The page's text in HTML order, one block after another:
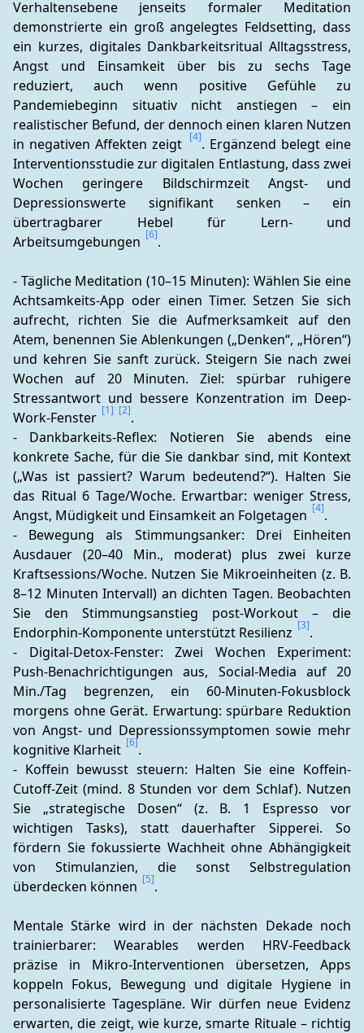
Verhaltensebene jenseits formaler Meditation
demonstrierte ein groß angelegtes Feldsetting, dass
ein kurzes, digitales Dankbarkeitsritual Alltagsstress,
Angst und Einsamkeit über bis zu sechs Tage
reduziert, auch wenn positive Gefühle zu
Pandemiebeginn situativ nicht anstiegen – ein
realistischer Befund, der dennoch einen klaren Nutzen
in negativen Affekten zeigt [4]. Ergänzend belegt eine
Interventionsstudie zur digitalen Entlastung, dass zwei
Wochen geringere Bildschirmzeit Angst- und
Depressionswerte signifikant senken – ein
übertragbarer Hebel für Lern- und
Arbeitsumgebungen [6].
- Tägliche Meditation (10–15 Minuten): Wählen Sie eine
Achtsamkeits-App oder einen Timer. Setzen Sie sich
aufrecht, richten Sie die Aufmerksamkeit auf den
Atem, benennen Sie Ablenkungen („Denken“, „Hören“)
und kehren Sie sanft zurück. Steigern Sie nach zwei
Wochen auf 20 Minuten. Ziel: spürbar ruhigere
Stressantwort und bessere Konzentration im Deep-
Work-Fenster [1] [2].
- Dankbarkeits-Reflex: Notieren Sie abends eine
konkrete Sache, für die Sie dankbar sind, mit Kontext
(„Was ist passiert? Warum bedeutend?“). Halten Sie
das Ritual 6 Tage/Woche. Erwartbar: weniger Stress,
Angst, Müdigkeit und Einsamkeit an Folgetagen [4].
- Bewegung als Stimmungsanker: Drei Einheiten
Ausdauer (20–40 Min., moderat) plus zwei kurze
Kraftsessions/Woche. Nutzen Sie Mikroeinheiten (z. B.
8–12 Minuten Intervall) an dichten Tagen. Beobachten
Sie den Stimmungsanstieg post-Workout – die
Endorphin-Komponente unterstützt Resilienz [3].
- Digital-Detox-Fenster: Zwei Wochen Experiment:
Push-Benachrichtigungen aus, Social-Media auf 20
Min./Tag begrenzen, ein 60-Minuten-Fokusblock
morgens ohne Gerät. Erwartung: spürbare Reduktion
von Angst- und Depressionssymptomen sowie mehr
kognitive Klarheit [6].
- Koffein bewusst steuern: Halten Sie eine Koffein-
Cutoff-Zeit (mind. 8 Stunden vor dem Schlaf). Nutzen
Sie „strategische Dosen“ (z. B. 1 Espresso vor
wichtigen Tasks), statt dauerhafter Sipperei. So
fördern Sie fokussierte Wachheit ohne Abhängigkeit
von Stimulanzien, die sonst Selbstregulation
überdecken können [5].
Mentale Stärke wird in der nächsten Dekade noch
trainierbarer: Wearables werden HRV-Feedback
präzise in Mikro-Interventionen übersetzen, Apps
koppeln Fokus, Bewegung und digitale Hygiene in
personalisierte Tagespläne. Wir dürfen neue Evidenz
erwarten, die zeigt, wie kurze, smarte Rituale – richtig